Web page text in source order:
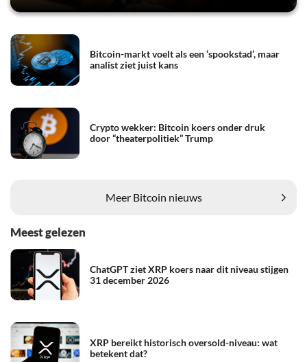
Bitcoin-markt voelt als een ‘spookstad’, maar
analist ziet juist kans
Crypto wekker: Bitcoin koers onder druk
door “theaterpolitiek” Trump
Meer Bitcoin nieuws
Meest gelezen
ChatGPT ziet XRP koers naar dit niveau stijgen
31 december 2026
XRP bereikt historisch oversold-niveau: wat
betekent dat?